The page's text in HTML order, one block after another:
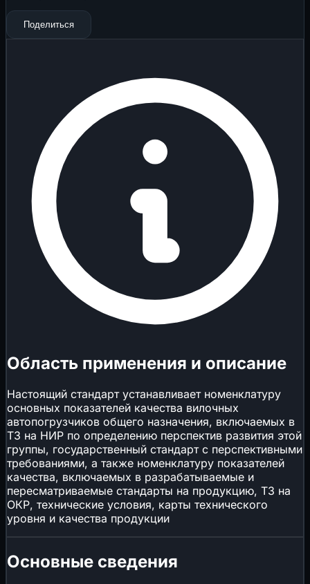
Поделиться
Область применения и описание
Настоящий стандарт устанавливает номенклатуру
основных показателей качества вилочных
автопогрузчиков общего назначения, включаемых в
ТЗ на НИР по определению перспектив развития этой
группы, государственный стандарт с перспективными
требованиями, а также номенклатуру показателей
качества, включаемых в разрабатываемые и
пересматриваемые стандарты на продукцию, ТЗ на
ОКР, технические условия, карты технического
уровня и качества продукции
Основные сведения